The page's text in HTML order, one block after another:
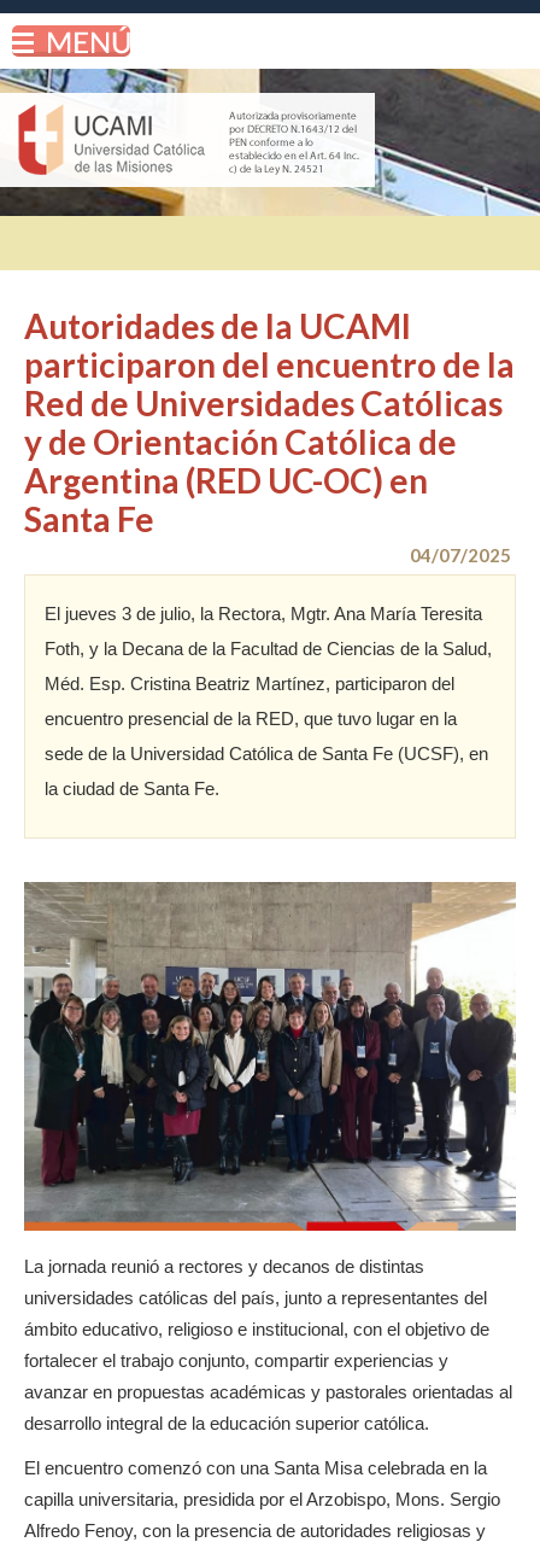
Autoridades de la UCAMI
participaron del encuentro de la
Red de Universidades Católicas
y de Orientación Católica de
Argentina (RED UC-OC) en
Santa Fe
04/07/2025
El jueves 3 de julio, la Rectora, Mgtr. Ana María Teresita
Foth, y la Decana de la Facultad de Ciencias de la Salud,
Méd. Esp. Cristina Beatriz Martínez, participaron del
encuentro presencial de la RED, que tuvo lugar en la
sede de la Universidad Católica de Santa Fe (UCSF), en
la ciudad de Santa Fe.
La jornada reunió a rectores y decanos de distintas
universidades católicas del país, junto a representantes del
ámbito educativo, religioso e institucional, con el objetivo de
fortalecer el trabajo conjunto, compartir experiencias y
avanzar en propuestas académicas y pastorales orientadas al
desarrollo integral de la educación superior católica.
El encuentro comenzó con una Santa Misa celebrada en la
capilla universitaria, presidida por el Arzobispo, Mons. Sergio
Alfredo Fenoy, con la presencia de autoridades religiosas y